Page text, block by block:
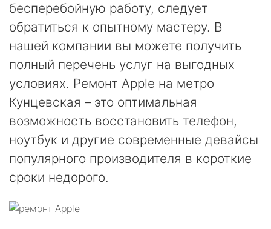
бесперебойную работу, следует
обратиться к опытному мастеру. В
нашей компании вы можете получить
полный перечень услуг на выгодных
условиях. Ремонт Apple на метро
Кунцевская – это оптимальная
возможность восстановить телефон,
ноутбук и другие современные девайсы
популярного производителя в короткие
сроки недорого.